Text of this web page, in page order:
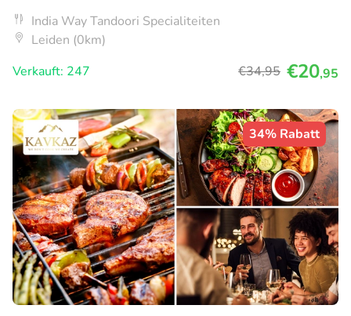
India Way Tandoori Specialiteiten
Leiden (0km)
Verkauft: 247
€34,95 €20,95
34% Rabatt